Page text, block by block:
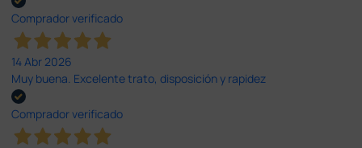
Comprador verificado
14 Abr 2026
Muy buena. Excelente trato, disposición y rapidez
Comprador verificado